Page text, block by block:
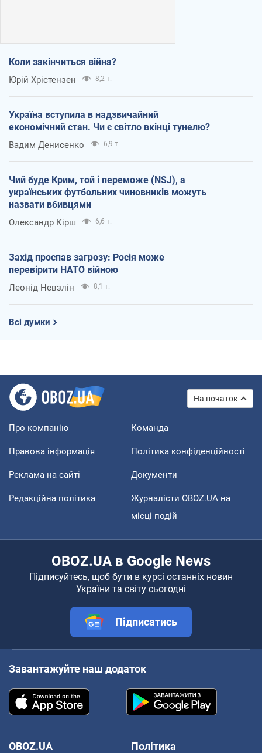
Коли закінчиться війна?
Юрій Хрістензен 8,2 т.
Україна вступила в надзвичайний
економічний стан. Чи є світло вкінці тунелю?
Вадим Денисенко 6,9 т.
Чий буде Крим, той і переможе (NSJ), а
українських футбольних чиновників можуть
назвати вбивцями
Олександр Кірш 6,6 т.
Захід проспав загрозу: Росія може
перевірити НАТО війною
Леонід Невзлін 8,1 т.
Всі думки
На початок
Про компанію Команда
Правова інформація Політика конфіденційності
Реклама на сайті Документи
Редакційна політика
Журналісти OBOZ.UA на
місці подій
OBOZ.UA в Google News
Підписуйтесь, щоб бути в курсі останніх новин
України та світу сьогодні
Підписатись
Завантажуйте наш додаток
OBOZ.UA
Політика